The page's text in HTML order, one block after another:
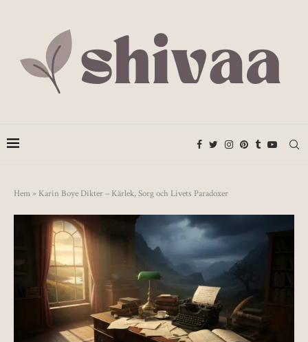
Hem» Karin Boye Dikter – Kärlek, Sorg och Livets Paradoxer